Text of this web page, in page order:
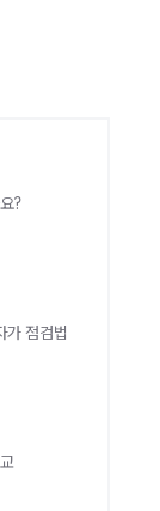
?
가 점검법